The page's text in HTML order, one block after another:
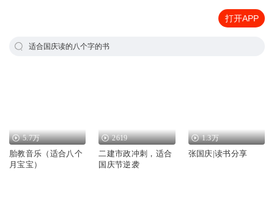
打开APP
适合国庆读的八个字的书
5.7万
胎教音乐（适合八个
月宝宝）
2619
二建市政冲刺，适合
国庆节逆袭
1.3万
张国庆|读书分享